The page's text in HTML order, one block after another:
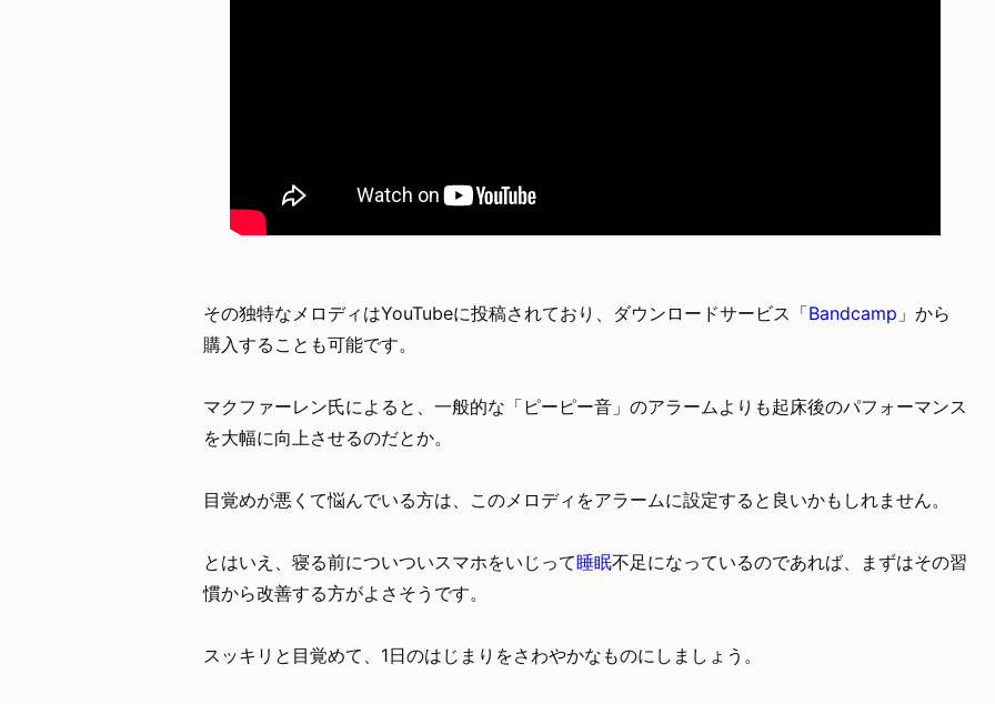
その独特なメロディはYouTubeに投稿されており、ダウンロードサービス「Bandcamp 」から
購入することも可能です。
マクファーレン氏によると、一般的な「ピーピー音」のアラームよりも起床後のパフォーマンス
を大幅に向上させるのだとか。
目覚めが悪くて悩んでいる方は、このメロディをアラームに設定すると良いかもしれません。
とはいえ、寝る前についついスマホをいじって睡眠不足になっているのであれば、まずはその習
慣から改善する方がよさそうです。
スッキリと目覚めて、1日のはじまりをさわやかなものにしましょう。